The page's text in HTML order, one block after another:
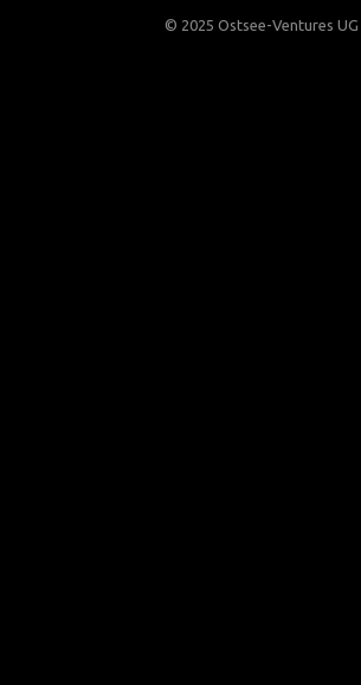
© 2025 Ostsee-Ventures UG